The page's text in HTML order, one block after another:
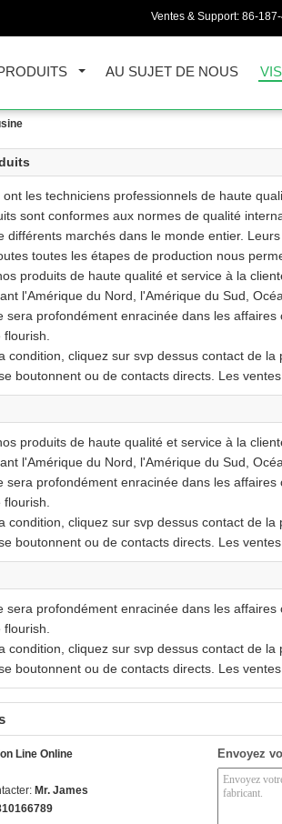
Ventes & Support: 86-
AU SUJET DE NOUS
les techniciens professionnels de haute
sont conformes aux normes de qualité
différents marchés dans le monde entier.
toutes les étapes de production nous
produits de haute qualité et service à la
l'Amérique du Nord, l'Amérique du Sud,
sera profondément enracinée dans les
condition, cliquez sur svp dessus contact de
boutonnent ou de contacts directs. Les
produits de haute qualité et service à la
l'Amérique du Nord, l'Amérique du Sud,
sera profondément enracinée dans les
condition, cliquez sur svp dessus contact de
boutonnent ou de contacts directs. Les
sera profondément enracinée dans les
condition, cliquez sur svp dessus contact de
boutonnent ou de contacts directs. Les
Line Online
Mr. James
Envoyez